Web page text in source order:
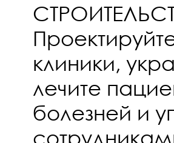
клиники,
лечите
болезней и